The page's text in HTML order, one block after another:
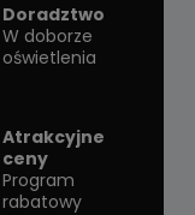
Doradztwo
W doborze
oświetlenia
Atrakcyjne
ceny
Program
rabatowy